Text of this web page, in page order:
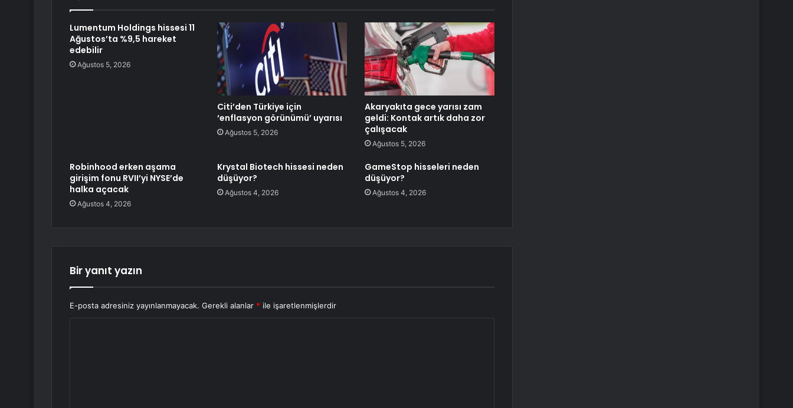
Lumentum Holdings hissesi 11
Ağustos’ta %9,5 hareket
edebilir
Ağustos 5, 2026
Citi’den Türkiye için
‘enflasyon görünümü’ uyarısı
Ağustos 5, 2026
Akaryakıta gece yarısı zam
geldi: Kontak artık daha zor
çalışacak
Ağustos 5, 2026
Robinhood erken aşama
girişim fonu RVII’yi NYSE’de
halka açacak
Ağustos 4, 2026
Krystal Biotech hissesi neden
düşüyor?
Ağustos 4, 2026
GameStop hisseleri neden
düşüyor?
Ağustos 4, 2026
Bir yanıt yazın
E-posta adresiniz yayınlanmayacak. Gerekli alanlar * ile işaretlenmişlerdir